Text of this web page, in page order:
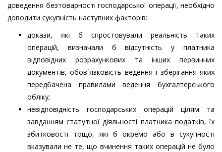
доведення безтоварності господарської операції, необхідно
доводити сукупність наступних факторів:
докази, які б спростовували реальність таких
операцій, визначали б відсутність у платника
відповідних розрахункових та інших первинних
документів, обов`язковість ведення і зберігання яких
передбачена правилами ведення бухгалтерського
обліку;
невідповідність господарських операцій цілям та
завданням статутної діяльності платника податків, їх
збитковості тощо, які б окремо або в сукупності
вказували не те, що вчинення таких операцій не було